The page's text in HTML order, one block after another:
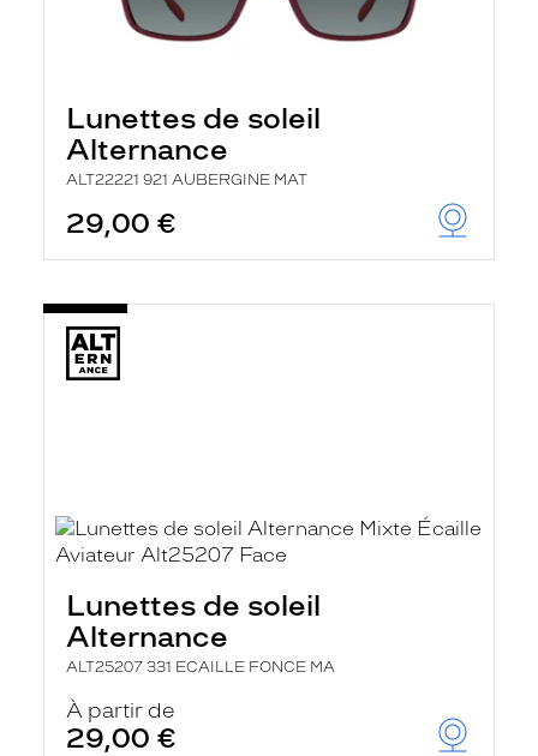
Lunettes de soleil
Alternance
ALT22221 921 AUBERGINE MAT
29,00 €
Lunettes de soleil
Alternance
ALT25207 331 ECAILLE FONCE MA
À partir de
29,00 €